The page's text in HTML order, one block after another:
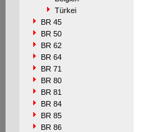
Türkei
BR 45
BR 50
BR 62
BR 64
BR 71
BR 80
BR 81
BR 84
BR 85
BR 86